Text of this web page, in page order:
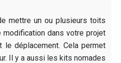
mettre un ou plusieurs toits
dans votre projet
le déplacement. Cela permet
Il y a aussi les kits nomades